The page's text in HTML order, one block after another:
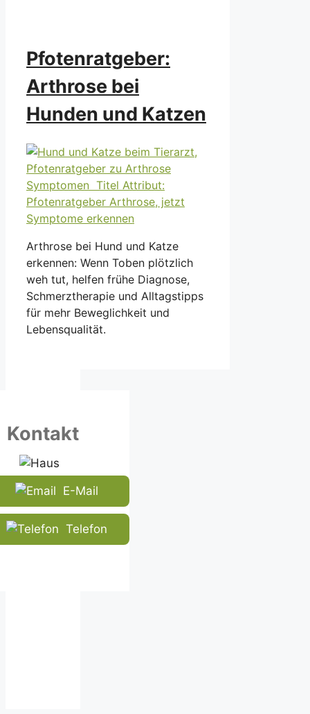
Pfotenratgeber:
Arthrose bei
Hunden und Katzen
Arthrose bei Hund und Katze
erkennen: Wenn Toben plötzlich
weh tut, helfen frühe Diagnose,
Schmerztherapie und Alltagstipps
für mehr Beweglichkeit und
Lebensqualität.
Kontakt
E-Mail
Telefon